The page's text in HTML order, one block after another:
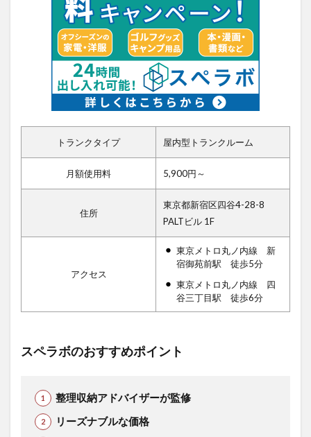
トランクタイプ 屋内型トランクルーム
月額使用料 5,900円～
住所
東京都新宿区四谷4-28-8
PALTビル 1F
アクセス
東京メトロ丸ノ内線 新
宿御苑前駅 徒歩5分
東京メトロ丸ノ内線 四
谷三丁目駅 徒歩6分
スペラボのおすすめポイント
整理収納アドバイザーが監修
リーズナブルな価格